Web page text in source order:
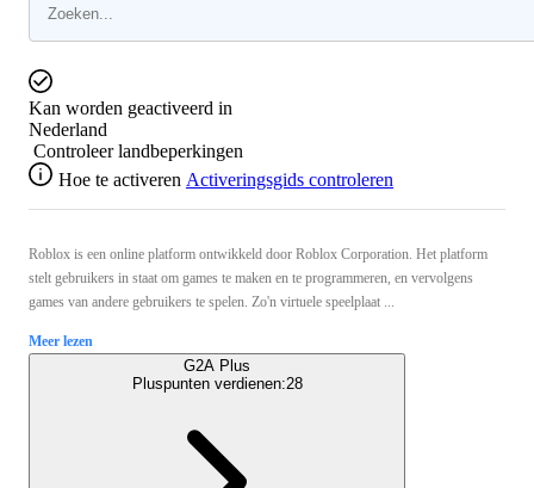
Kan worden geactiveerd in
Nederland
Controleer landbeperkingen
Hoe te activeren Activeringsgids controleren
Roblox is een online platform ontwikkeld door Roblox Corporation. Het platform
stelt gebruikers in staat om games te maken en te programmeren, en vervolgens
games van andere gebruikers te spelen. Zo'n virtuele speelplaat ...
Meer lezen
G2A Plus
Pluspunten verdienen:28